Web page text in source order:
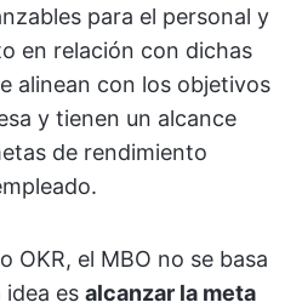
para el personal y
en relación con dichas
alinean con los objetivos
y tienen un alcance
de rendimiento
OKR, el MBO no se basa
es alcanzar la meta